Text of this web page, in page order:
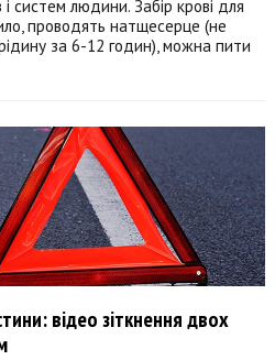
і систем людини. Забір крові для
проводять натщесерце (не
за 6-12 годин), можна пити
відео зіткнення двох